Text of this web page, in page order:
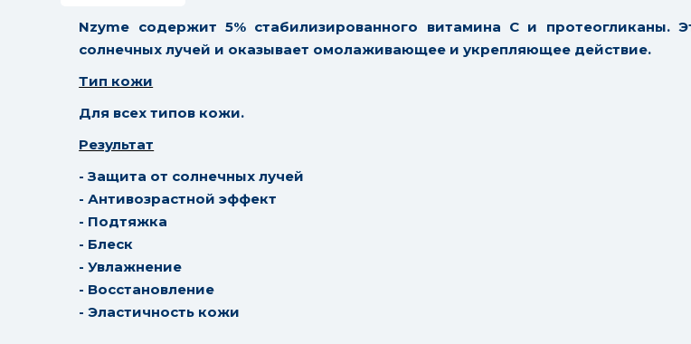
Nzyme содержит 5% стабилизированного витамина С и
солнечных лучей и оказывает омолаживающее и укрепляющее действие.
Тип кожи
Для всех типов кожи.
Результат
- Защита от солнечных лучей
- Антивозрастной эффект
- Подтяжка
- Блеск
- Увлажнение
- Восстановление
- Эластичность кожи